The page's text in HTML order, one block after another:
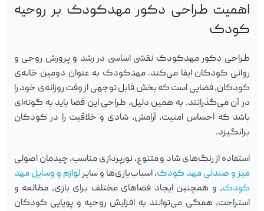
اهمیت طراحی دکور مهدکودک بر روحیه
کودک
طراحی دکور مهدکودک نقشی اساسی در رشد و پرورش روحی و
روانی کودکان ایفا می‌کند. مهدکودک به عنوان دومین خانه‌ی
کودکان، فضایی است که بخش قابل توجهی از وقت روزانه‌ی خود را
در آن می‌گذرانند. به همین دلیل، طراحی این فضا باید به گونه‌ای
باشد که احساس امنیت، آرامش، شادی و خلاقیت را در کودکان
برانگیزد.
استفاده از رنگ‌های شاد و متنوع، نورپردازی مناسب، چیدمان اصولی
میز و صندلی مهد کودک، اسباب‌بازی‌ها و سایرلوازم و وسایل مهد
کودک، و همچنین ایجاد فضاهای مختلف برای بازی، مطالعه و
استراحت، همگی می‌توانند به افزایش روحیه و پویایی کودکان